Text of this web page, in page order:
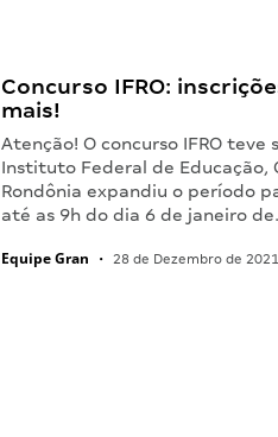
Concurso IFRO:
mais!
Atenção! O concurso IFRO teve
Instituto Federal de Educação,
Rondônia expandiu o período
até as 9h do dia 6 de janeiro
Equipe Gran • 28 de Dezembro de 2021